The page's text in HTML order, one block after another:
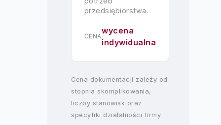
przedsiębiorstwa.
CENA
wycena
indywidualna
Cena dokumentacji zależy od
stopnia skomplikowania,
liczby stanowisk oraz
specyfiki działalności firmy.